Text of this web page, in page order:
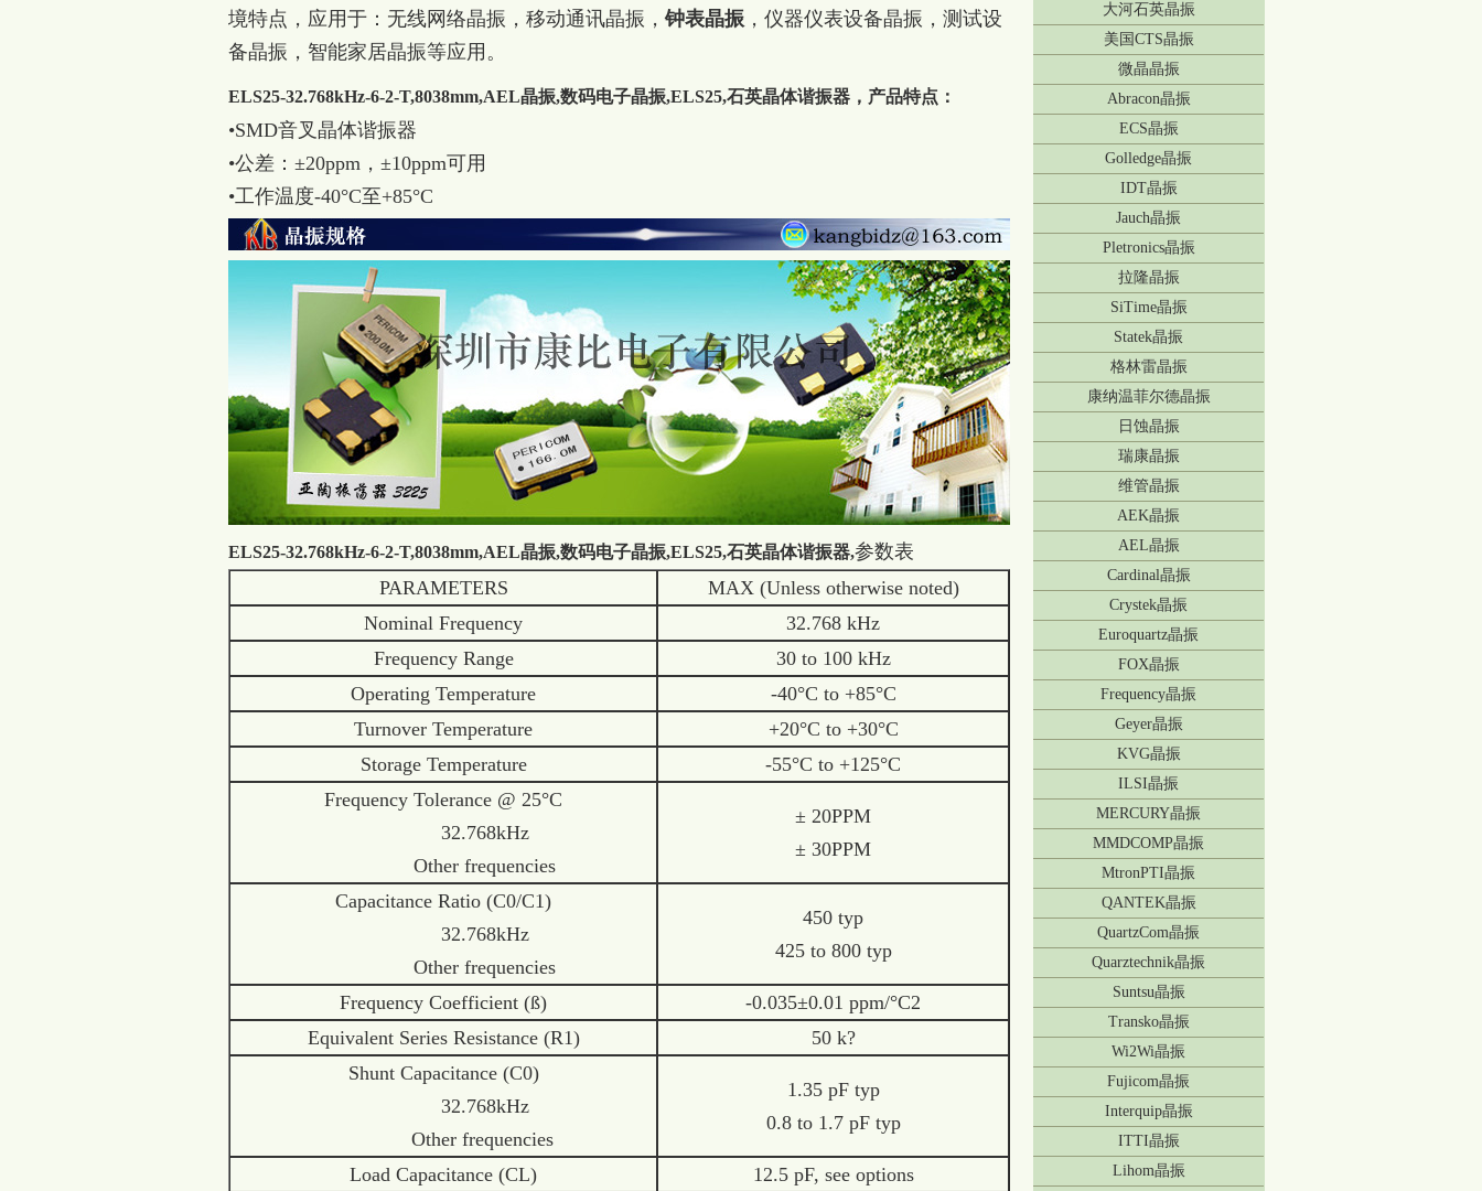
大河石英晶振
美国CTS晶振
微晶晶振
Abracon晶振
ECS晶振
Golledge晶振
IDT晶振
Jauch晶振
Pletronics晶振
拉隆晶振
SiTime晶振
Statek晶振
格林雷晶振
康纳温菲尔德晶振
日蚀晶振
瑞康晶振
维管晶振
AEK晶振
AEL晶振
Cardinal晶振
Crystek晶振
Euroquartz晶振
FOX晶振
Frequency晶振
Geyer晶振
KVG晶振
ILSI晶振
MERCURY晶振
MMDCOMP晶振
MtronPTI晶振
QANTEK晶振
QuartzCom晶振
Quarztechnik晶振
Suntsu晶振
Transko晶振
Wi2Wi晶振
Fujicom晶振
Interquip晶振
ITTI晶振
Lihom晶振
境特点，应用于：无线网络晶振，移动通讯晶振，钟表晶振 ，仪器仪表设备晶振，测试设
备晶振，智能家居晶振等应用。
ELS25-32.768kHz-6-2-T,8038mm,AEL晶振,数码电子晶振,ELS25,石英晶体谐振器 ，产品特点：
•SMD音叉晶体谐振器
•公差：±20ppm，±10ppm可用
•工作温度-40°C至+85°C
ELS25-32.768kHz-6-2-T,8038mm,AEL晶振,数码电子晶振,ELS25,石英晶体谐振器,参数表
PARAMETERS
MAX (Unless otherwise noted)
Nominal Frequency
32.768 kHz
Frequency Range
30 to 100 kHz
Operating Temperature
-40°C to +85°C
Turnover Temperature
+20°C to +30°C
Storage Temperature
-55°C to +125°C
Frequency Tolerance @ 25°C
32.768kHz
Other frequencies
± 20PPM
± 30PPM
Capacitance Ratio (C0/C1)
32.768kHz
Other frequencies
450 typ
425 to 800 typ
Frequency Coefficient (ß)
-0.035±0.01 ppm/°C2
Equivalent Series Resistance (R1)
50 k?
Shunt Capacitance (C0)
32.768kHz
Other frequencies
1.35 pF typ
0.8 to 1.7 pF typ
Load Capacitance (CL)
12.5 pF, see options